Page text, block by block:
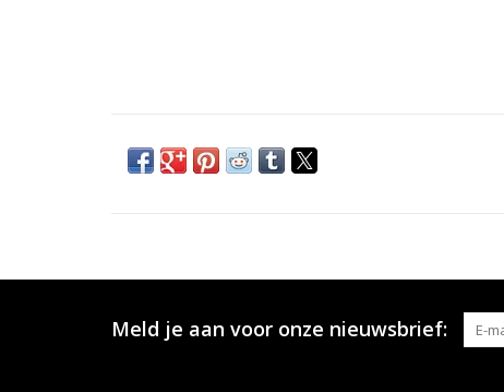
Meld je aan voor onze nieuwsbrief: